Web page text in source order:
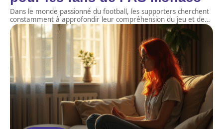
Dans le monde passionné du football, les supporters cherchent
constamment à approfondir leur compréhension du jeu et de…